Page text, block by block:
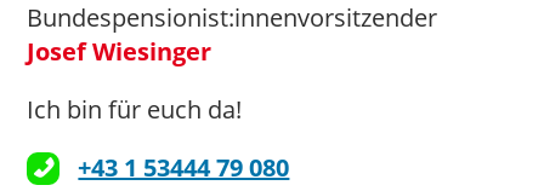
Bundespensionist:innenvorsitzender
Josef Wiesinger
Ich bin für euch da!
+43 1 53444 79 080